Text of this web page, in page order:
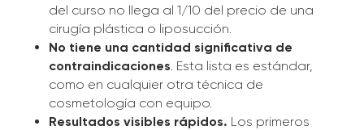
del curso no llega al 1/10 del precio de una
cirugía plástica o liposucción.
No tiene una cantidad significativa de
contraindicaciones. Esta lista es estándar,
como en cualquier otra técnica de
cosmetología con equipo.
Resultados visibles rápidos. Los primeros